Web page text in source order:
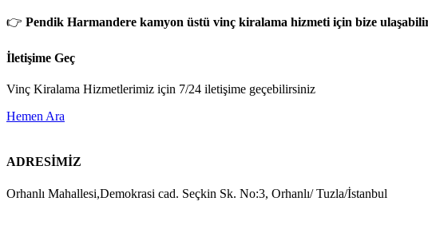
👉 Pendik Harmandere kamyon üstü vinç kiralama hizmeti için bize
İletişime Geç
Vinç Kiralama Hizmetlerimiz için 7/24 iletişime geçebilirsiniz
Hemen Ara
ADRESİMİZ
Orhanlı Mahallesi,Demokrasi cad. Seçkin Sk. No:3, Orhanlı/ Tuzla/İstanbul